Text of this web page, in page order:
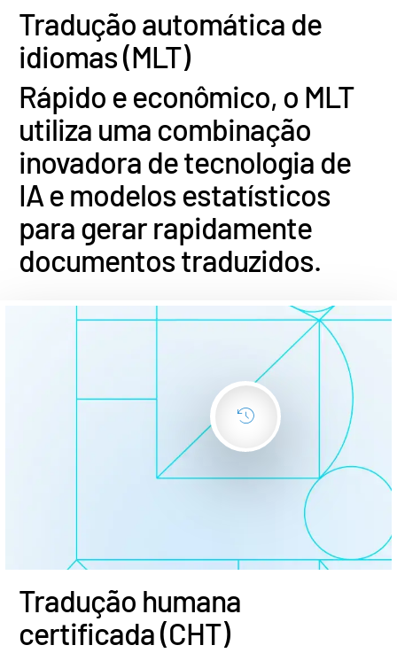
Português
Español
Italiano
Dutch
Tradução automática de
idiomas (MLT)
Rápido e econômico, o MLT
utiliza uma combinação
inovadora de tecnologia de
IA e modelos estatísticos
para gerar rapidamente
documentos traduzidos.
Tradução humana
certificada (CHT)